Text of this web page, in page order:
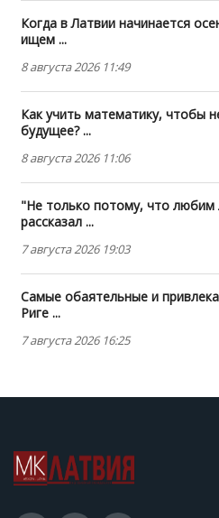
Когда в Латвии начинается
ищем ...
8 августа 2026 11:49
Как учить математику, чтобы
будущее? ...
8 августа 2026 11:06
"Не только потому, что любим
рассказал ...
7 августа 2026 19:03
Самые обаятельные и
Риге ...
7 августа 2026 16:25